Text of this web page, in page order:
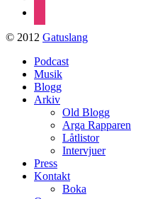
© 2012 Gatuslang
Podcast
Musik
Blogg
Arkiv
Old Blogg
Arga Rapparen
Låtlistor
Intervjuer
Press
Kontakt
Boka